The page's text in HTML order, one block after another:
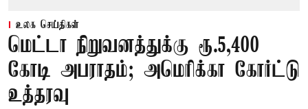
உலக செய்திகள்
மெட்டா நிறுவனத்துக்கு ரூ.5,400
கோடி அபராதம்; அமெரிக்கா கோர்ட்டு
உத்தரவு